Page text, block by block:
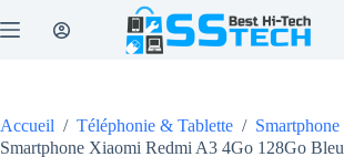
au
Accueil / Téléphonie & Tablette / Smartphone
Smartphone Xiaomi Redmi A3 4Go 128Go Bleu